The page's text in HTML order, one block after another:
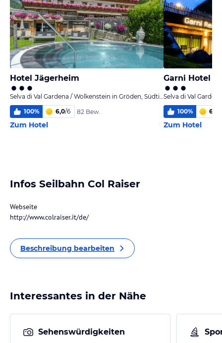
Hotel Jägerheim
Selva di Val Gardena / Wolkenstein in Gröden, Südtirol
100% 6,0/6 82 Bew.
Zum Hotel
Garni Hotel
100% 6,0
Zum Hotel
Infos Seilbahn Col Raiser
Webseite
http://www.colraiser.it/de/
Beschreibung bearbeiten
Interessantes in der Nähe
Sehenswürdigkeiten